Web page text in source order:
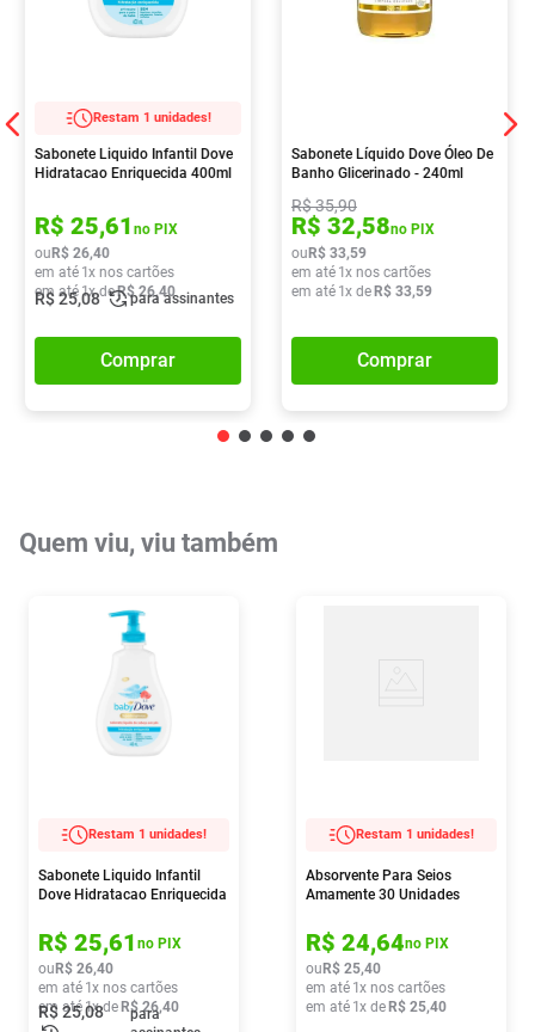
Restam 1 unidades!
Sabonete Liquido Infantil Dove
Hidratacao Enriquecida 400ml
R$ 25,61 no PIX
ou R$ 26,40
em até 1x nos cartões
em até1x deR$ 26,40
R$25,08 para assinantes
Comprar
Sabonete Líquido Dove Óleo De
Banho Glicerinado - 240ml
R$35,90
R$ 32,58no PIX
ou R$ 33,59
em até 1x nos cartões
em até 1x de R$ 33,59
Comprar
Quem viu, viu também
Restam 1 unidades!
Sabonete Liquido Infantil
Dove Hidratacao Enriquecida
R$ 25,61 no PIX
ou R$ 26,40
em até 1x nos cartões
em até1x de R$ 26,40
R$25,08
para
Restam 1 unidades!
Absorvente Para Seios
Amamente 30 Unidades
R$ 24,64no PIX
ou R$ 25,40
em até 1x nos cartões
em até 1x de R$ 25,40